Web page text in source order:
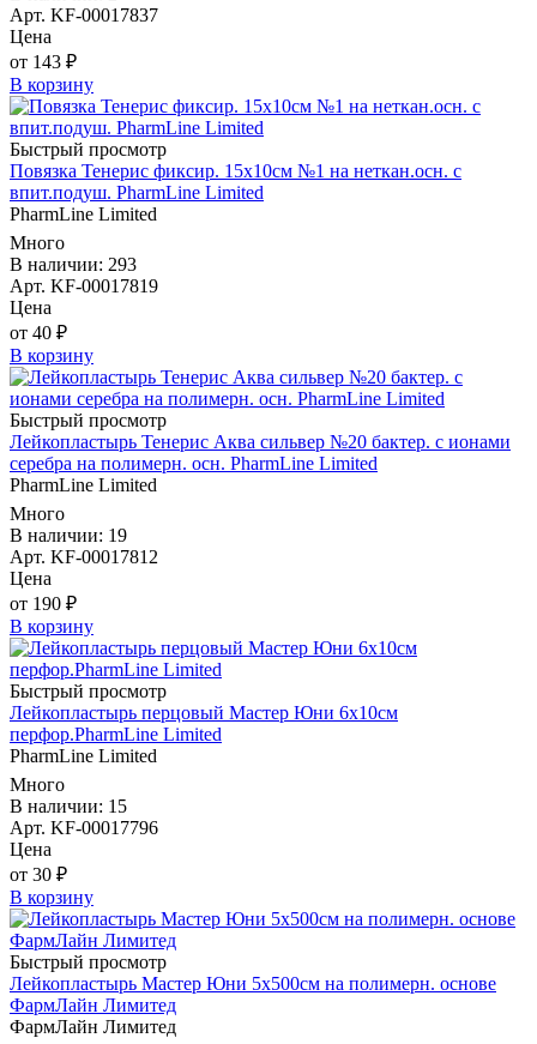
Арт. KF-00017837
Цена
от 143 ₽
В корзину
Быстрый просмотр
Повязка Тенерис фиксир. 15х10см №1 на неткан.осн. с
впит.подуш. PharmLine Limited
PharmLine Limited
Много
В наличии: 293
Арт. KF-00017819
Цена
от 40 ₽
В корзину
Быстрый просмотр
Лейкопластырь Тенерис Аква сильвер №20 бактер. с ионами
серебра на полимерн. осн. PharmLine Limited
PharmLine Limited
Много
В наличии: 19
Арт. KF-00017812
Цена
от 190 ₽
В корзину
Быстрый просмотр
Лейкопластырь перцовый Мастер Юни 6х10см
перфор.PharmLine Limited
PharmLine Limited
Много
В наличии: 15
Арт. KF-00017796
Цена
от 30 ₽
В корзину
Быстрый просмотр
Лейкопластырь Мастер Юни 5х500см на полимерн. основе
ФармЛайн Лимитед
ФармЛайн Лимитед